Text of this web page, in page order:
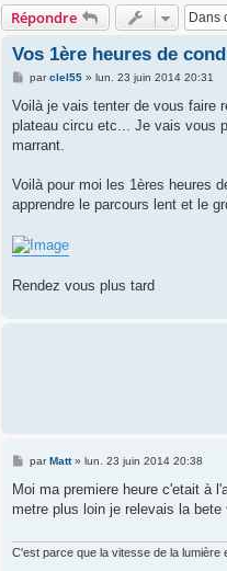
Répondre
Vos 1ère heures de
M
s
a
g
parclel55» lun. 23 juin 2014 20:31
Voilà je vais tenter de vous faire
plateau circu etc... Je vais vous
marrant.
Voilà pour moi les 1ères heures
apprendre le parcours lent et le
Rendez vous plus tard
M
s
a
parMatt» lun. 23 juin 2014 20:38
Moi ma premiere heure c'etait à
metre plus loin je relevais la bete
C'est parce que la vitesse de la lumière